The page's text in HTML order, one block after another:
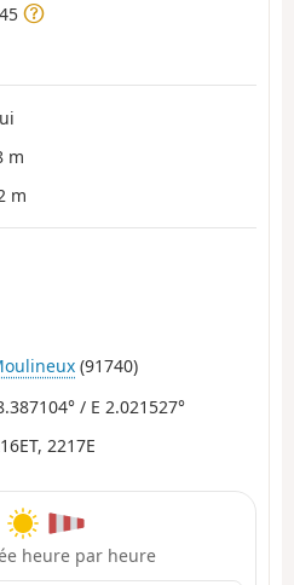
m
m
(91740)
/ E 2.021527°
2217E
heure par heure